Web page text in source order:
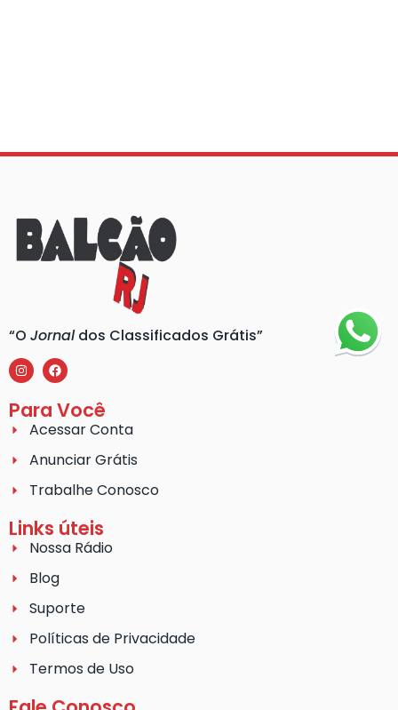
“O Jornaldos Classificados Grátis”
Para Você
Acessar Conta
Anunciar Grátis
Trabalhe Conosco
Links úteis
Nossa Rádio
Blog
Suporte
Políticas de Privacidade
Termos de Uso